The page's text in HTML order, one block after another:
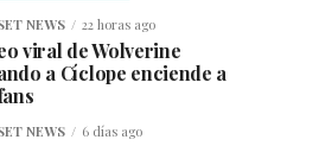
NEWS 22 horas ago
viral de Wolverine
a Cíclope enciende a
NEWS 6 días ago